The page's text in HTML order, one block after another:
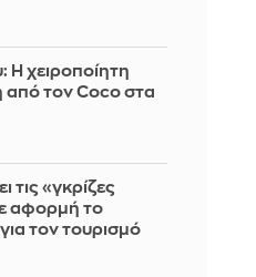
χειροποίητη
από τον Coco στα
τις «γκρίζες
αφορμή το
τον τουρισμό